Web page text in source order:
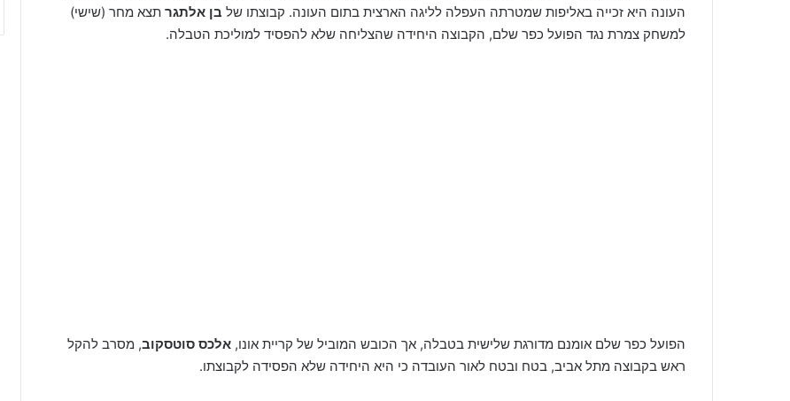
העונה היא זכייה באליפות שמטרתה העפלה לליגה הארצית בתום העונה. קבוצתו של בן אלתגר תצא מחר (שישי)
למשחק צמרת נגד הפועל כפר שלם, הקבוצה היחידה שהצליחה שלא להפסיד למוליכת הטבלה.
הפועל כפר שלם אומנם מדורגת שלישית בטבלה, אך הכובש המוביל של קריית אונו, אלכס סוטסקוב, מסרב להקל
ראש בקבוצה מתל אביב, בטח ובטח לאור העובדה כי היא היחידה שלא הפסידה לקבוצתו.